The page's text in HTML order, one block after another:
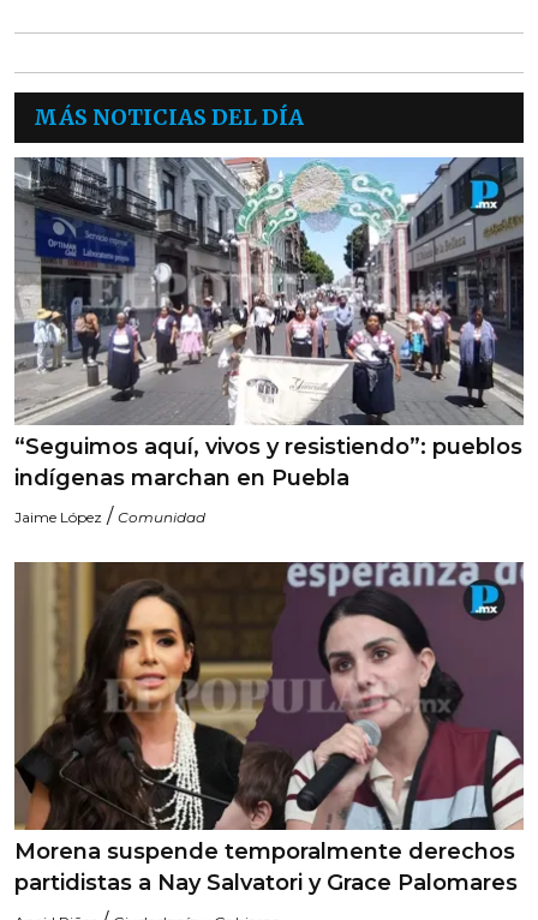
MÁS NOTICIAS DEL DÍA
“Seguimos aquí, vivos y resistiendo”: pueblos
indígenas marchan en Puebla
Jaime López / Comunidad
Morena suspende temporalmente derechos
partidistas a Nay Salvatori y Grace Palomares